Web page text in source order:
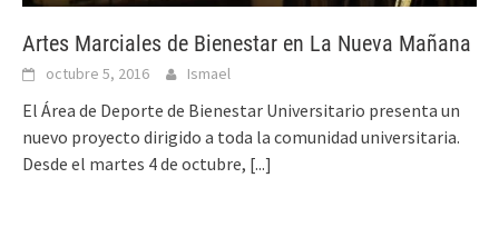
Artes Marciales de Bienestar en La Nueva Mañana
octubre 5, 2016 Ismael
El Área de Deporte de Bienestar Universitario presenta un
nuevo proyecto dirigido a toda la comunidad universitaria.
Desde el martes 4 de octubre, [...]